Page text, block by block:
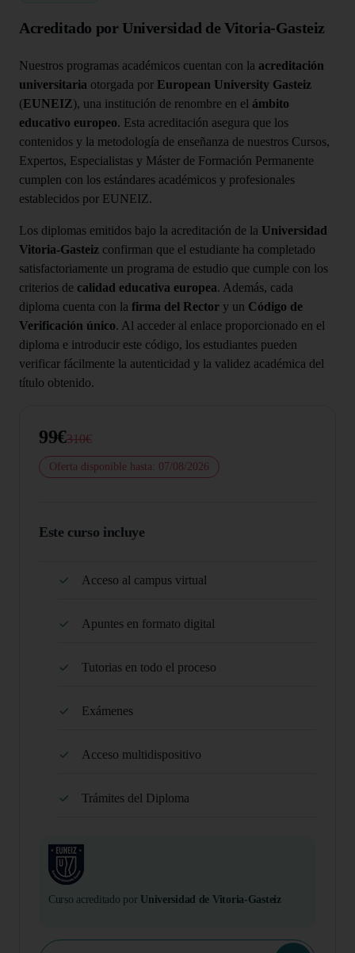
Acreditado por Universidad de Vitoria-Gasteiz
Nuestros programas académicos cuentan con la acreditación
universitaria otorgada por European University Gasteiz
(EUNEIZ), una institución de renombre en el ámbito
educativo europeo. Esta acreditación asegura que los
contenidos y la metodología de enseñanza de nuestros Cursos,
Expertos, Especialistas y Máster de Formación Permanente
cumplen con los estándares académicos y profesionales
establecidos por EUNEIZ.
Los diplomas emitidos bajo la acreditación de la Universidad
Vitoria-Gasteiz confirman que el estudiante ha completado
satisfactoriamente un programa de estudio que cumple con los
criterios de calidad educativa europea. Además, cada
diploma cuenta con la firma del Rector y un Código de
Verificación único. Al acceder al enlace proporcionado en el
diploma e introducir este código, los estudiantes pueden
verificar fácilmente la autenticidad y la validez académica del
título obtenido.
99€310€
Oferta disponible hasta: 07/08/2026
Este curso incluye
Acceso al campus virtual
Apuntes en formato digital
Tutorias en todo el proceso
Exámenes
Acceso multidispositivo
Trámites del Diploma
Curso acreditado por Universidad de Vitoria-Gasteiz